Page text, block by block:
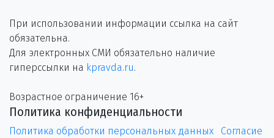
При использовании информации ссылка на сайт
обязательна.
Для электронных СМИ обязательно наличие
гиперссылки на kpravda.ru.
Возрастное ограничение 16+
Политика конфиденциальности
Политика обработки персональных данных
Согласие